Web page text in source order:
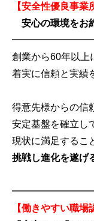
【安全性優良事業
安心の環境をお
創業から60年以上
着実に信頼と実績
得意先様からの信
安定基盤を確立し
現状に満足するこ
挑戦し進化を遂げ
【働きやすい職